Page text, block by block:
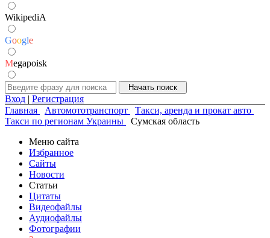
WikipediA
Google
Megapoisk
Вход | Регистрация
Главная
Автомототранспорт
Такси, аренда и прокат авто
Такси по регионам Украины
Сумская область
Меню сайта
Избранное
Сайты
Новости
Статьи
Цитаты
Видеофайлы
Аудиофайлы
Фотографии